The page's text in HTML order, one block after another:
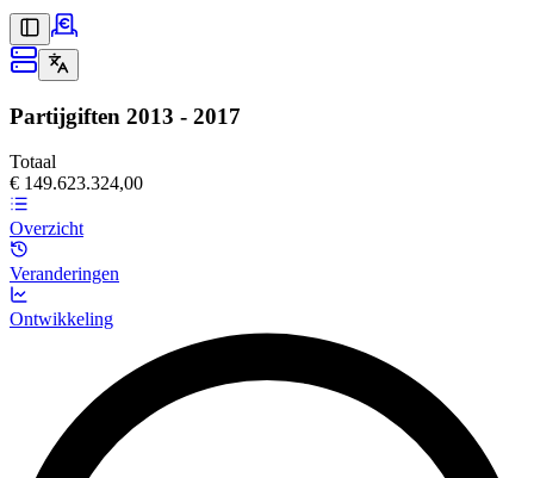
Partijgiften 2013 - 2017
Totaal
€ 149.623.324,00
Overzicht
Veranderingen
Ontwikkeling